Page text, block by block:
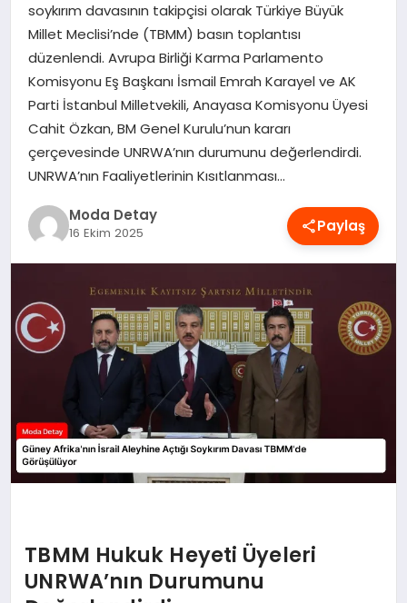
MAGAZIN
SAĞLIK
SPOR
TEKNOLOJI
soykırım davasının takipçisi olarak Türkiye Büyük
Millet Meclisi’nde (TBMM) basın toplantısı
düzenlendi. Avrupa Birliği Karma Parlamento
Komisyonu Eş Başkanı İsmail Emrah Karayel ve AK
Parti İstanbul Milletvekili, Anayasa Komisyonu Üyesi
Cahit Özkan, BM Genel Kurulu’nun kararı
çerçevesinde UNRWA’nın durumunu değerlendirdi.
UNRWA’nın Faaliyetlerinin Kısıtlanması…
Moda Detay
16 Ekim 2025 Paylaş
TBMM Hukuk Heyeti Üyeleri
UNRWA’nın Durumunu